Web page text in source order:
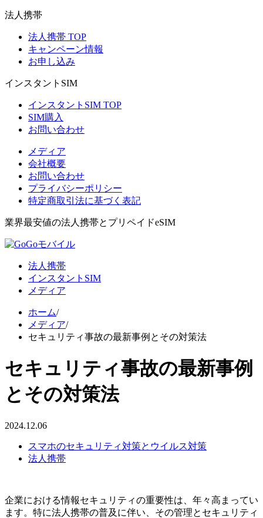
法人携帯
法人携帯 TOP
キャンペーン情報
お申し込み
インスタントSIM
インスタントSIM TOP
SIM購入
お問い合わせ
メディア
会社概要
お問い合わせ
プライバシーポリシー
特定商取引法に基づく表記
業界最安値の法人携帯とプリペイドeSIM
法人携帯
インスタントSIM
メディア
ホーム/
メディア/
セキュリティ事故の最新事例とその対策法
セキュリティ事故の最新事例
とその対策法
2024.12.06
スマホのセキュリティ対策とウイルス対策
法人携帯
企業における情報セキュリティの重要性は、年々高まってい
ます。特に法人携帯の普及に伴い、その管理とセキュリティ